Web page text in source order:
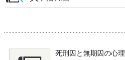
死刑囚と無期囚の心理